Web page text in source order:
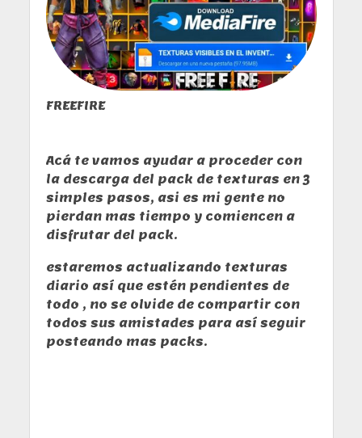
FREEFIRE
Acá te vamos ayudar a proceder con
la descarga del pack de texturas en 3
simples pasos, asi es mi gente no
pierdan mas tiempo y comiencen a
disfrutar del pack.
estaremos actualizando texturas
diario así que estén pendientes de
todo , no se olvide de compartir con
todos sus amistades para así seguir
posteando mas packs.